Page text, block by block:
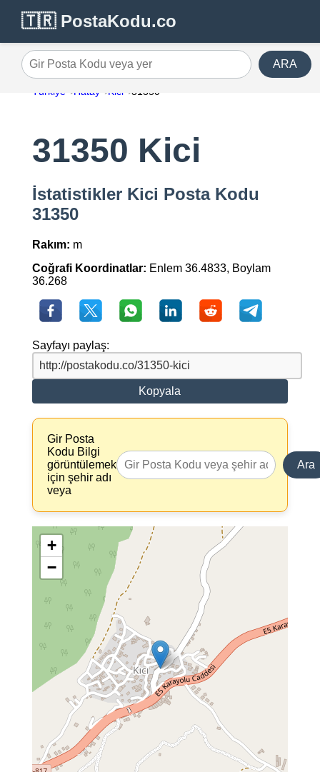
🇹🇷 PostaKodu.co
Gir Posta Kodu veya yer ARA
Türkiye Hatay Kici 31350
31350 Kici
İstatistikler Kici Posta Kodu
31350
Rakım: m
Coğrafi Koordinatlar: Enlem 36.4833, Boylam
36.268
Sayfayı paylaş:
Kopyala
Gir Posta
Kodu Bilgi
görüntülemek
için şehir adı
veya
Ara
+
−